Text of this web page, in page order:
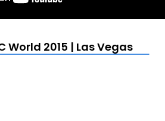
World 2015 | Las Vegas